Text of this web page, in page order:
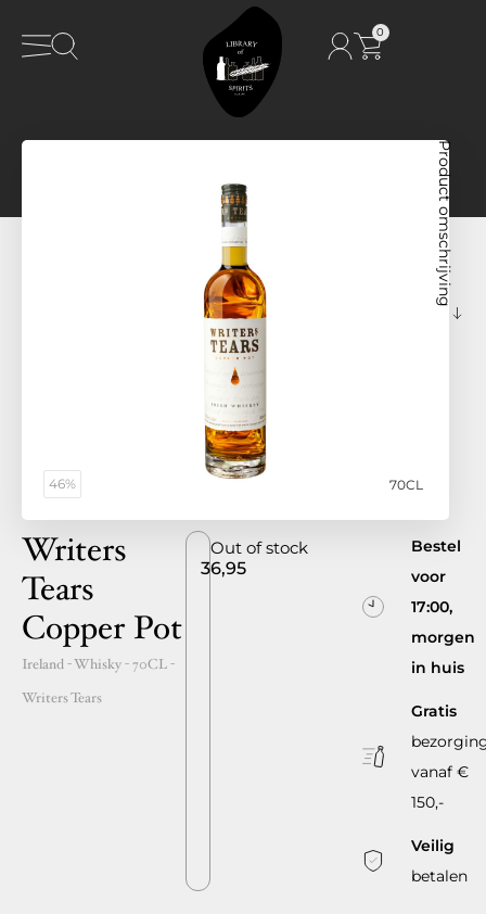
0
46% 70CL
Product omschrijving
Writers
Tears
Copper Pot
Ireland- Whisky -70CL-
Writers Tears
36,95
Out of stock
Bestel
voor
17:00,
morgen
in huis
Gratis
vanaf €
150,-
Veilig
betalen